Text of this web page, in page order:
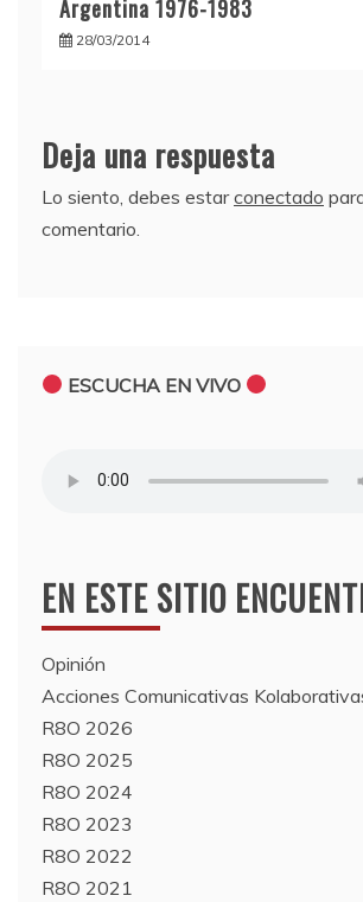
Argentina 1976-1983
28/03/2014
Deja una respuesta
Lo siento, debes estarconectado
comentario.
ESCUCHA EN VIVO
EN ESTE SITIO
Opinión
Acciones Comunicativas
R8O 2026
R8O 2025
R8O 2024
R8O 2023
R8O 2022
R8O 2021